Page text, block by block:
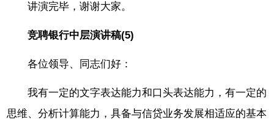
讲演完毕，谢谢大家。
竞聘银行中层演讲稿(5)
各位领导、同志们好：
我有一定的文字表达能力和口头表达能力，有一定的
思维、分析计算能力，具备与信贷业务发展相适应的基本